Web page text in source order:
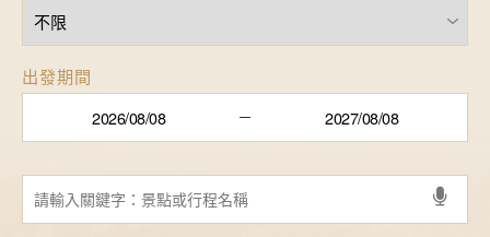
出發期間